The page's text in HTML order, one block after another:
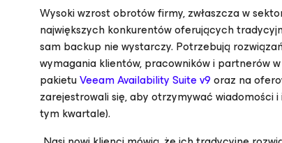
Wysoki wzrost obrotów firmy, zwłaszcza w
największych konkurentów oferujących
sam backup nie wystarczy. Potrzebują
wymagania klientów, pracowników i partnerów
pakietuVeeam Availability Suite v9oraz na
zarejestrowali się, aby otrzymywać
tym kwartale).